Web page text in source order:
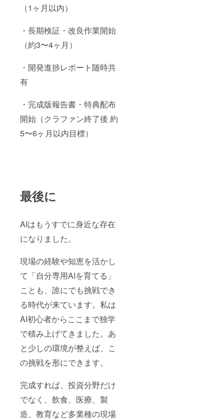
（1ヶ月以内）
・長期検証・改良作業開始
（約3〜4ヶ月）
・開発進捗レポート随時共
有
・完成版報告書・特典配布
開始（クラファン終了後 約
5〜6ヶ月以内目標）
最後に
AIはもうすでに身近な存在
になりました。
現場の経験や知恵を活かし
て「自分専用AIを育てる」
ことも、誰にでも挑戦でき
る時代が来ています。私は
AI初心者からここまで独学
で積み上げてきました。あ
と少しの環境が整えば、こ
の挑戦を形にできます。
完成すれば、投資分野だけ
でなく、飲食、医療、製
造、教育など多業種の現場